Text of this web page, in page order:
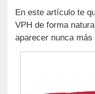
En este artículo te
VPH de forma
aparecer nunca más